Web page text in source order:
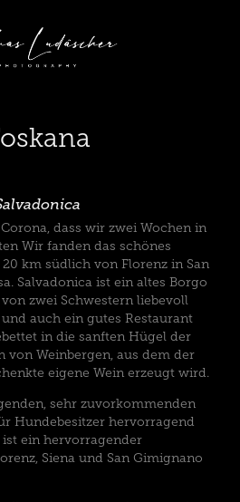
dass wir zwei Wochen in
Wir fanden das schönes
20 km südlich von Florenz in San
Salvadonica ist ein altes Borgo
zwei Schwestern liebevoll
auch ein gutes Restaurant
in die sanften Hügel der
von Weinbergen, aus dem der
eigene Wein erzeugt wird.
sehr zuvorkommenden
Hundebesitzer hervorragend
ist ein hervorragender
Siena und San Gimignano